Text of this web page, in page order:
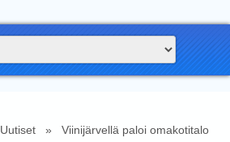
Uutiset» Viinijärvellä paloi omakotitalo